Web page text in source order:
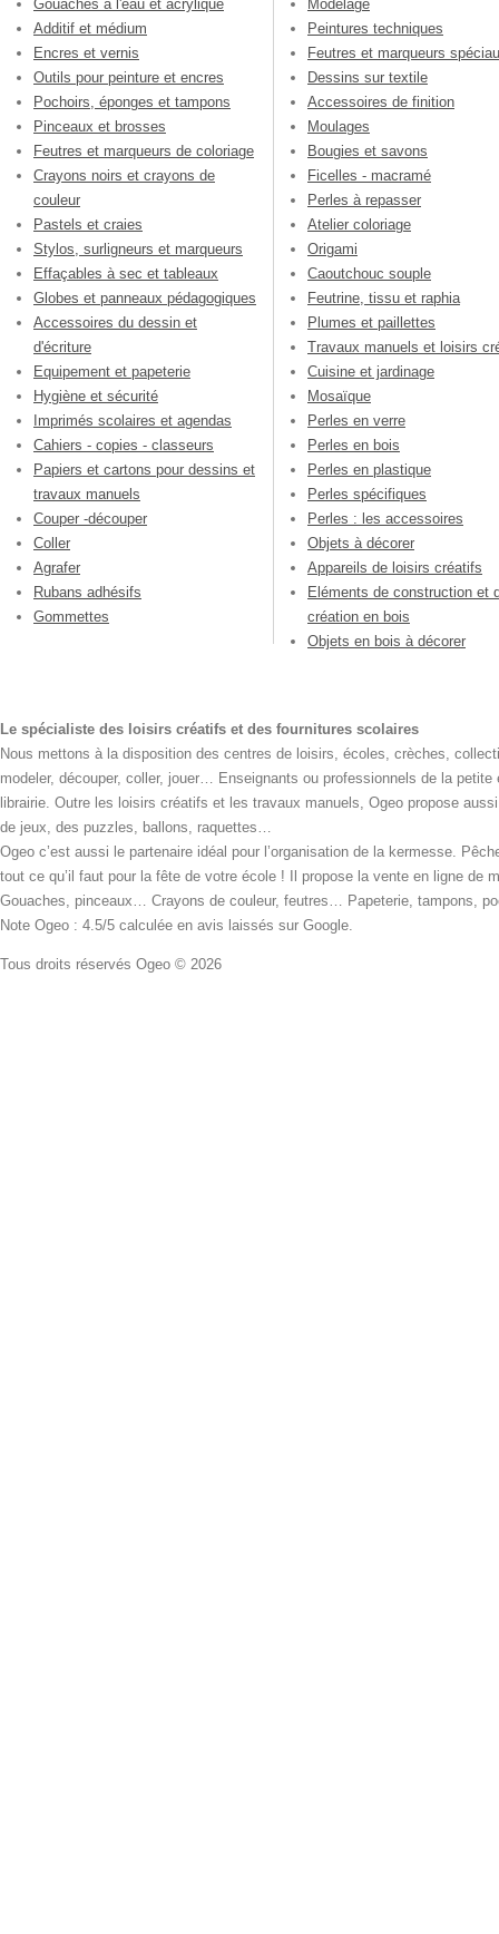
Gouaches à l'eau et acrylique
Additif et médium
Encres et vernis
Outils pour peinture et encres
Pochoirs, éponges et tampons
Pinceaux et brosses
Feutres et marqueurs de coloriage
Crayons noirs et crayons de
couleur
Pastels et craies
Stylos, surligneurs et marqueurs
Effaçables à sec et tableaux
Globes et panneaux pédagogiques
Accessoires du dessin et
d'écriture
Equipement et papeterie
Hygiène et sécurité
Imprimés scolaires et agendas
Cahiers - copies - classeurs
Papiers et cartons pour dessins et
travaux manuels
Couper -découper
Coller
Agrafer
Rubans adhésifs
Gommettes
Modelage
Peintures techniques
Feutres et marqueurs
Dessins sur textile
Accessoires de finition
Moulages
Bougies et savons
Ficelles - macramé
Perles à repasser
Atelier coloriage
Origami
Caoutchouc souple
Feutrine, tissu et raphia
Plumes et paillettes
Travaux manuels et loisirs
Cuisine et jardinage
Mosaïque
Perles en verre
Perles en bois
Perles en plastique
Perles spécifiques
Perles : les accessoires
Objets à décorer
Appareils de loisirs créatifs
Eléments de construction et
création en bois
Objets en bois à décorer
Le spécialiste des loisirs créatifs et des fournitures scolaires
Nous mettons à la disposition des centres de loisirs, écoles, crèches,
modeler, découper, coller, jouer… Enseignants ou professionnels de la
librairie. Outre les loisirs créatifs et les travaux manuels, Ogeo propose
de jeux, des puzzles, ballons, raquettes…
Ogeo c’est aussi le partenaire idéal pour l’organisation de la kermesse.
tout ce qu’il faut pour la fête de votre école ! Il propose la vente en ligne
Gouaches, pinceaux… Crayons de couleur, feutres… Papeterie, tampons,
Note Ogeo : 4.5/5 calculée en avis laissés sur Google.
Tous droits réservés Ogeo © 2026